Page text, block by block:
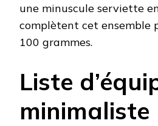
une minuscule serviette
complètent cet ensemble
100 grammes.
Liste
minimaliste